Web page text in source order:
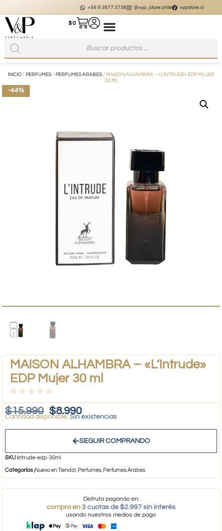
+56 9 3877 3738 @vyp_store.chile vypstore.cl
$0
INICIO / PERFUMES/ PERFUMES ÁRABES/ MAISON ALHAMBRA – «L’INTRUDE» EDP MUJER
30 ML
-44%
MAISON ALHAMBRA – «L’Intrude»
EDP Mujer 30 ml
$15.990 $8.990Sin existencias
SEGUIR COMPRANDO
SKU lintrude-edp-30ml
Categorías¡Nuevo en Tienda!, Perfumes, Perfumes Árabes
Disfruta pagando en:
compra en 3 cuotas de $2.997 sin interés
usando nuestros medios de pago